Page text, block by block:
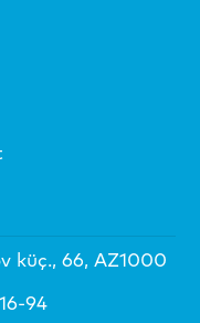
küç., 66, AZ1000
94